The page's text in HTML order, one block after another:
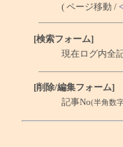
( ページ移動 /
[検索フォーム]
現在ログ内全
[削除/編集フォーム]
記事No(半角数